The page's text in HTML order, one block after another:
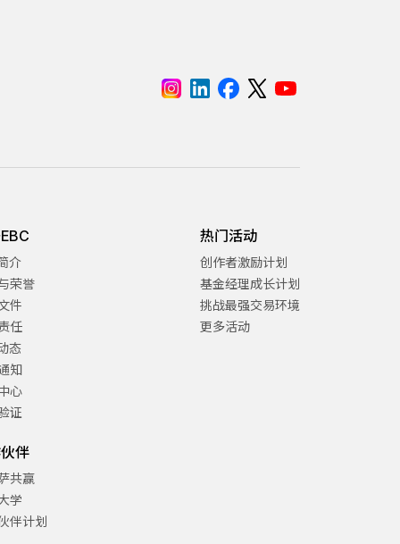
介
荣誉
件
任
态
知
心
证
伴
共赢
学
伴计划
热门活动
创作者激励计划
基金经理成长计划
挑战最强交易环境
更多活动